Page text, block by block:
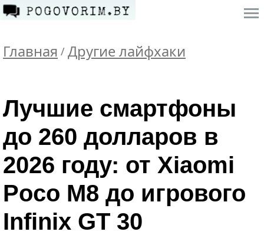
Главная / Другие лайфхаки
Лучшие смартфоны
до 260 долларов в
2026 году: от Xiaomi
Poco M8 до игрового
Infinix GT 30